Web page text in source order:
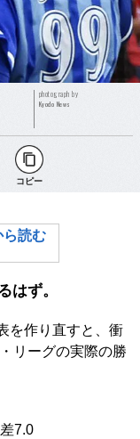
photograph by
Kyodo News
コピー
ら読む
はず。
を作り直すと、衝
リーグの実際の勝
7.0